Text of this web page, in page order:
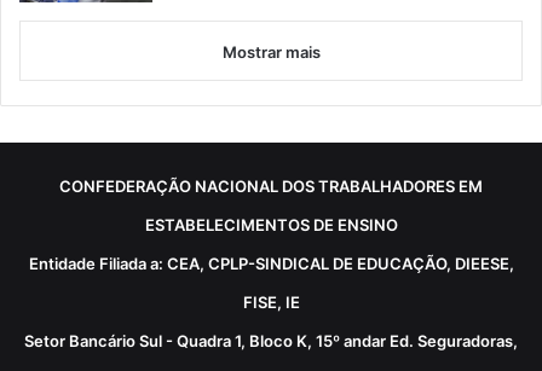
Mostrar mais
CONFEDERAÇÃO NACIONAL DOS TRABALHADORES EM
ESTABELECIMENTOS DE ENSINO
Entidade Filiada a: CEA, CPLP-SINDICAL DE EDUCAÇÃO, DIEESE,
FISE, IE
Setor Bancário Sul - Quadra 1, Bloco K, 15º andar Ed. Seguradoras,